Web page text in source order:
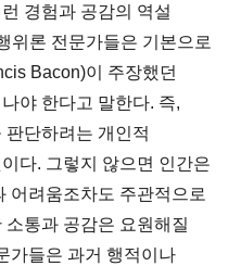
경험과 공감의 역설
위론 전문가들은 기본으로
Bacon)이 주장했던
야 한다고 말한다. 즉,
단하려는 개인적
다. 그렇지 않으면 인간은
어려움조차도 주관적으로
통과 공감은 요원해질
가들은 과거 행적이나